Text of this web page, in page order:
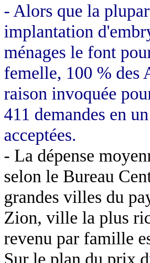
- Alors que la
implantation
ménages le font
femelle, 100 % des
raison invoquée
411 demandes en
acceptées.
- La dépense
selon le Bureau
grandes villes du
Zion, ville la plus
revenu par famille
Sur le plan du prix